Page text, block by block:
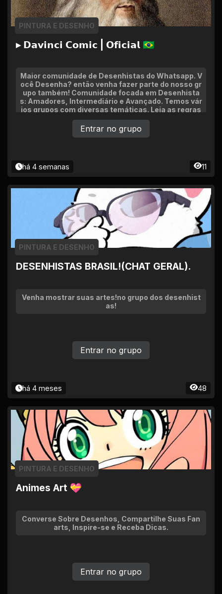
▸ 𝗗𝗮𝘃𝗶𝗻𝗰𝗶 𝗖𝗼𝗺𝗶𝗰 | 𝗢𝗳𝗶𝗰𝗶𝗮𝗹 🇧🇷
PINTURA E DESENHO
Maior comunidade de Desenhistas do Whatsapp. V
ocê Desenha? então venha fazer parte do nosso gr
upo também! Comunidade focada em Desenhista
s: Amadores, Intermediário e Avançado. Temos vár
ios grupos com diversas temáticas. Leia as regras
ao entrar pra não acordar fora do grupo ♥
há 4 semanas 11
Entrar no grupo
DESENHISTAS BRASIL!(CHAT GERAL).
PINTURA E DESENHO
Venha mostrar suas artes!no grupo dos desenhist
as!
há 4 meses 48
Entrar no grupo
Animes Art 💝
PINTURA E DESENHO
Converse Sobre Desenhos, Compartilhe Suas Fan
arts, Inspire-se e Receba Dicas.
Entrar no grupo